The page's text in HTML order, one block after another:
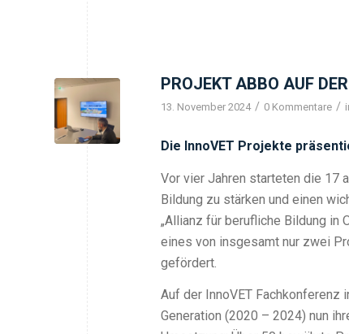
PROJEKT ABBO AUF
13. November 2024 / 0 Kommentare /
Die InnoVET Projekte
Vor vier Jahren starteten die 17
Bildung zu stärken und einen
„Allianz für berufliche Bildung in
eines von insgesamt nur zwei
gefördert.
Auf der InnoVET Fachkonferenz
Generation (2020 – 2024) nun